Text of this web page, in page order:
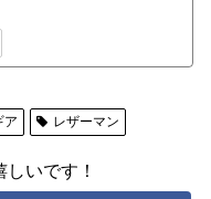
ア レザーマン
いです！